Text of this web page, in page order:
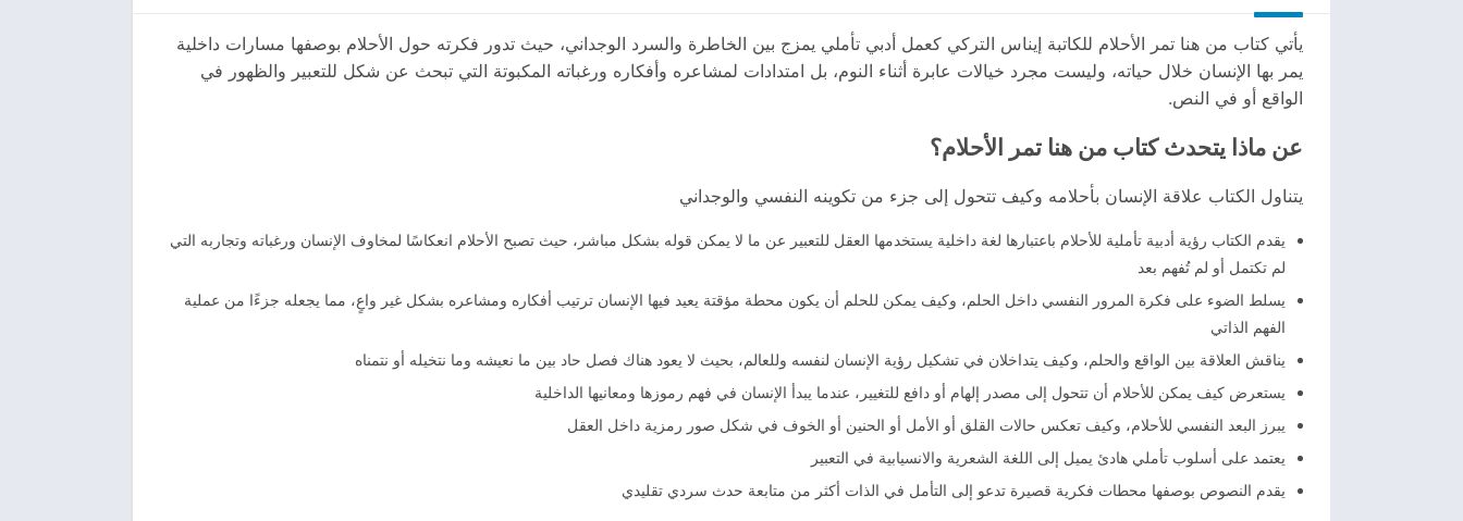
يأتي كتاب من هنا تمر الأحلام للكاتبة إيناس التركي كعمل أدبي تأملي يمزج بين الخاطرة والسرد الوجداني، حيث تدور فكرته حول الأحلام بوصفها مسارات داخلية
يمر بها الإنسان خلال حياته، وليست مجرد خيالات عابرة أثناء النوم، بل امتدادات لمشاعره وأفكاره ورغباته المكبوتة التي تبحث عن شكل للتعبير والظهور في
الواقع أو في النص.
عن ماذا يتحدث كتاب من هنا تمر الأحلام؟
يتناول الكتاب علاقة الإنسان بأحلامه وكيف تتحول إلى جزء من تكوينه النفسي والوجداني
يقدم الكتاب رؤية أدبية تأملية للأحلام باعتبارها لغة داخلية يستخدمها العقل للتعبير عن ما لا يمكن قوله بشكل مباشر، حيث تصبح الأحلام انعكاسًا لمخاوف الإنسان ورغباته وتجاربه التي
لم تكتمل أو لم تُفهم بعد
يسلط الضوء على فكرة المرور النفسي داخل الحلم، وكيف يمكن للحلم أن يكون محطة مؤقتة يعيد فيها الإنسان ترتيب أفكاره ومشاعره بشكل غير واعٍ، مما يجعله جزءًا من عملية
الفهم الذاتي
يناقش العلاقة بين الواقع والحلم، وكيف يتداخلان في تشكيل رؤية الإنسان لنفسه وللعالم، بحيث لا يعود هناك فصل حاد بين ما نعيشه وما نتخيله أو نتمناه
يستعرض كيف يمكن للأحلام أن تتحول إلى مصدر إلهام أو دافع للتغيير، عندما يبدأ الإنسان في فهم رموزها ومعانيها الداخلية
يبرز البعد النفسي للأحلام، وكيف تعكس حالات القلق أو الأمل أو الحنين أو الخوف في شكل صور رمزية داخل العقل
يعتمد على أسلوب تأملي هادئ يميل إلى اللغة الشعرية والانسيابية في التعبير
يقدم النصوص بوصفها محطات فكرية قصيرة تدعو إلى التأمل في الذات أكثر من متابعة حدث سردي تقليدي